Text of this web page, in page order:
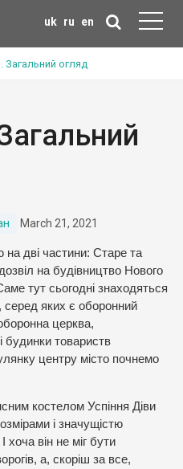
uk ru en
Загальний огляд
March 21, 2021
на дві частини: Старе та
на будівництво Нового
тут сьогодні знаходяться
серед яких є оборонний
церква,
будинки товариств
центру місто почнемо
костелом Успіння Діви
і значущістю
хоча він не міг бути
а, скоріш за все,